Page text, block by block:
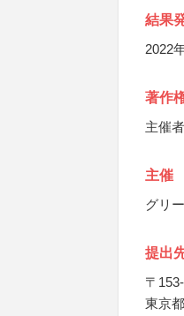
結果
2022
著作
主催
主催
グリ
提出
〒
東京